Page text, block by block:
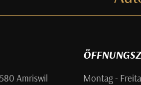
Amriswil
Montag -